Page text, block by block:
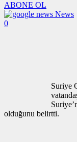
ABONE OL
News
0
Suriye
olduğunu belirtti.